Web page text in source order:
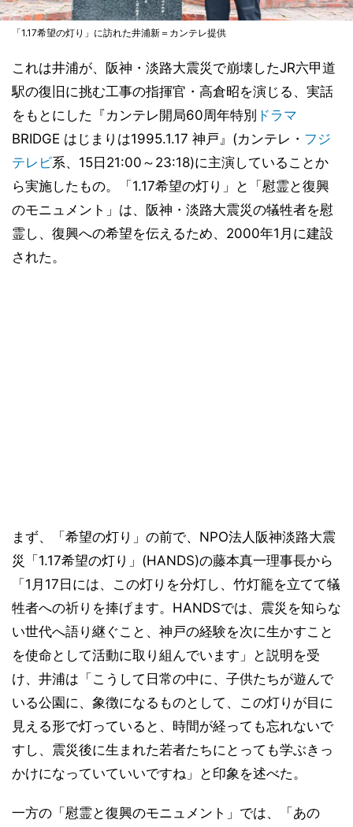
「1.17希望の灯り」に訪れた井浦新＝カンテレ提供
これは井浦が、阪神・淡路大震災で崩壊したJR六甲道
駅の復旧に挑む工事の指揮官・高倉昭を演じる、実話
をもとにした『カンテレ開局60周年特別 ドラマ
BRIDGE はじまりは1995.1.17 神戸』(カンテレ・ フジ
テレビ系、15日21:00～23:18)に主演していることか
ら実施したもの。「1.17希望の灯り」と「慰霊と復興
のモニュメント」は、阪神・淡路大震災の犠牲者を慰
霊し、復興への希望を伝えるため、2000年1月に建設
された。
まず、「希望の灯り」の前で、NPO法人阪神淡路大震
災「1.17希望の灯り」(HANDS)の藤本真一理事長から
「1月17日には、この灯りを分灯し、竹灯籠を立てて犠
牲者への祈りを捧げます。HANDSでは、震災を知らな
い世代へ語り継ぐこと、神戸の経験を次に生かすこと
を使命として活動に取り組んでいます」と説明を受
け、井浦は「こうして日常の中に、子供たちが遊んで
いる公園に、象徴になるものとして、この灯りが目に
見える形で灯っていると、時間が経っても忘れないで
すし、震災後に生まれた若者たちにとっても学ぶきっ
かけになっていていいですね」と印象を述べた。
一方の「慰霊と復興のモニュメント」では、「あの